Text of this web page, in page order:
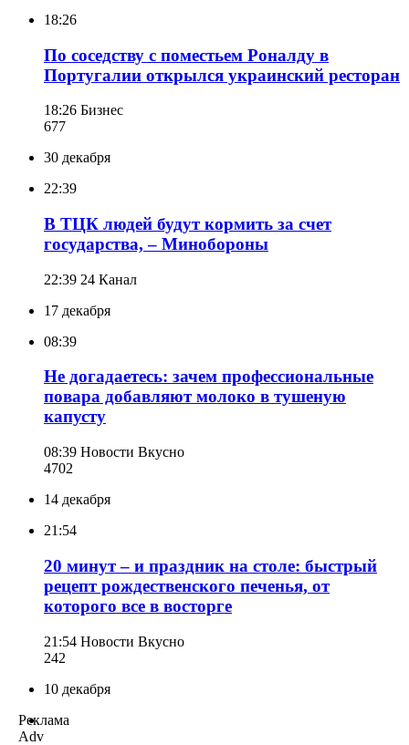
18:26
По соседству с поместьем Роналду в
Португалии открылся украинский ресторан
18:26 Бизнес
677
30 декабря
22:39
В ТЦК людей будут кормить за счет
государства, – Минобороны
22:39 24 Канал
17 декабря
08:39
Не догадаетесь: зачем профессиональные
повара добавляют молоко в тушеную
капусту
08:39 Новости Вкусно
4702
14 декабря
21:54
20 минут – и праздник на столе: быстрый
рецепт рождественского печенья, от
которого все в восторге
21:54 Новости Вкусно
242
10 декабря
Реклама
Adv